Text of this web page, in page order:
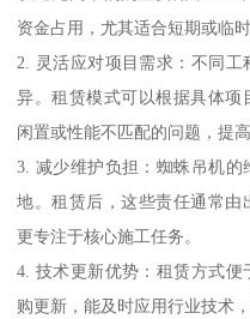
资金占用，尤其适合短期或临
2. 灵活应对项目需求：不同
异。租赁模式可以根据具体项
闲置或性能不匹配的问题，提
3. 减少维护负担：蜘蛛吊机
地。租赁后，这些责任通常由
更专注于核心施工任务。
4. 技术更新优势：租赁方式
购更新，能及时应用行业技术